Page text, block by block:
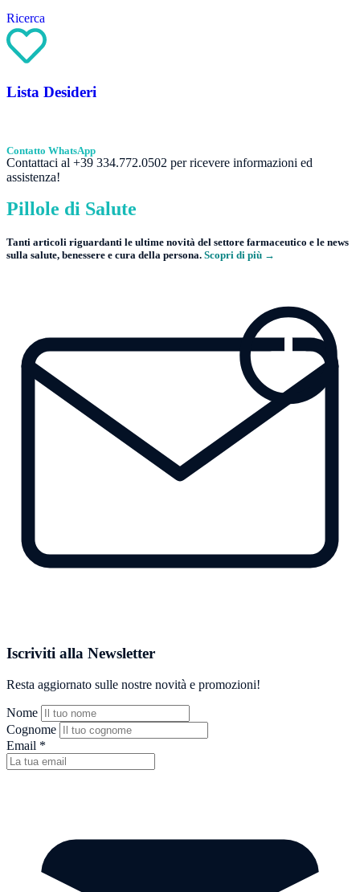
Ricerca
Lista Desideri
Contatto WhatsApp
Contattaci al +39 334.772.0502 per ricevere informazioni ed
assistenza!
Pillole di Salute
Tanti articoli riguardanti le ultime novità del settore farmaceutico e le news
sulla salute, benessere e cura della persona. Scopri di più →
Iscriviti alla Newsletter
Resta aggiornato sulle nostre novità e promozioni!
Nome
Cognome
Email *